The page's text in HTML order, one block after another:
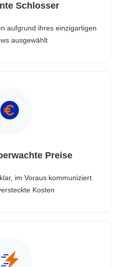
Schlosser
aufgrund ihres einzigartigen
ausgewählt
Preise
im Voraus kommuniziert
Kosten